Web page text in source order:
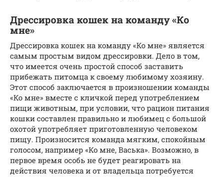
Дрессировка кошек на команду «Ко
мне»
Дрессировка кошек на команду «Ко мне» является
самым простым видом дрессировки. Дело в том,
что имеется очень простой способ заставить
прибежать питомца к своему любимому хозяину.
Этот способ заключается в произношении команды
«Ко мне» вместе с кличкой перед употреблением
пищи животным, при условии, что рацион питания
кошки составлен правильно и любимец с большой
охотой употребляет приготовленную человеком
пищу. Произносится команда мягким, спокойным
голосом, например «Ко мне, Васька». Возможно, в
первое время особь не будет реагировать на
действия человека и от владельца потребуется